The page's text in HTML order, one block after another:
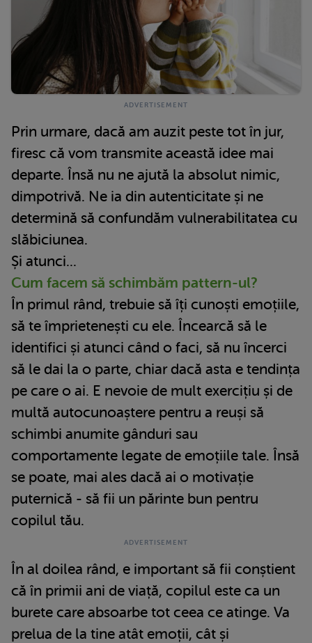
Prin urmare, dacă am auzit peste tot în jur,
firesc că vom transmite această idee mai
departe. Însă nu ne ajută la absolut nimic,
dimpotrivă. Ne ia din autenticitate și ne
determină să confundăm vulnerabilitatea cu
slăbiciunea.
Și atunci...
Cum facem să schimbăm pattern-ul?
În primul rând, trebuie să îți cunoști emoțiile,
să te împrietenești cu ele. Încearcă să le
identifici și atunci când o faci, să nu încerci
să le dai la o parte, chiar dacă asta e tendința
pe care o ai. E nevoie de mult exercițiu și de
multă autocunoaștere pentru a reuși să
schimbi anumite gânduri sau
comportamente legate de emoțiile tale. Însă
se poate, mai ales dacă ai o motivație
puternică - să fii un părinte bun pentru
copilul tău.
În al doilea rând, e important să fii conștient
că în primii ani de viață, copilul este ca un
burete care absoarbe tot ceea ce atinge. Va
prelua de la tine atât emoții, cât și